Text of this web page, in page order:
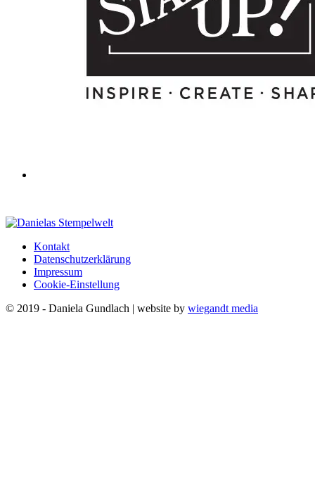
Kontakt
Datenschutzerklärung
Impressum
Cookie-Einstellung
© 2019 - Daniela Gundlach | website by wiegandt media